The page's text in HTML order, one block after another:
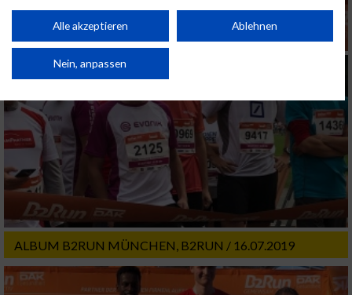
ALBUM B2RUN MÜNCHEN, B2RUN / 16.07.2019
Performance von Inhalten. Analyse von Zielgruppen durch Statistiken oder
Kombinationen von Daten aus verschiedenen Quellen. Entwicklung und
von Inhalten.
Daten können außerhalb der Europäischen Union weitergegeben und in die
Website/App.
Partnerliste anzeigen (1 IAB-Anbieter)
Wir nutzen Ihre Daten für folgende Zwecke:
IAB-Verarbeitungszwecke:
Speichern von oder Zugriff auf Informationen
auf einem Endgerät
Verwendung reduzierter Daten zur Auswahl
von Werbeanzeigen
Alle akzeptieren Ablehnen
Nein, anpassen